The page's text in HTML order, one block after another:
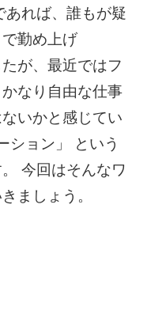
あれば、誰もが疑
勤め上げ
が、最近ではフ
なり自由な仕事
いかと感じてい
ション」 という
今回はそんなワ
ましょう。